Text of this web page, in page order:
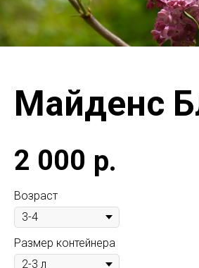
Майденс
2 000 р.
Возраст
Размер контейнера